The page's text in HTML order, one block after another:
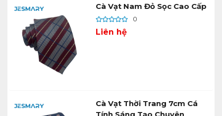
Cà Vạt Nam Đỏ Sọc Cao Cấp
0
Liên hệ
Cà Vạt Thời Trang 7cm Cá